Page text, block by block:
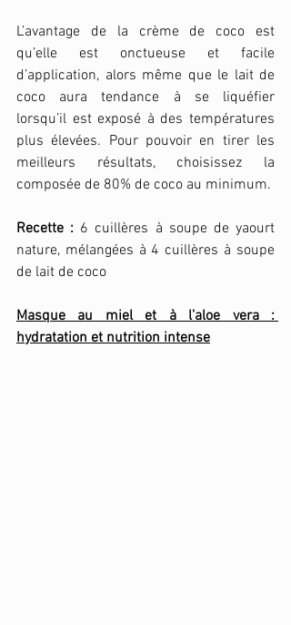
L’avantage de la crème de coco est
qu’elle est onctueuse et facile
d’application, alors même que le lait de
coco aura tendance à se liquéfier
lorsqu’il est exposé à des températures
plus élevées. Pour pouvoir en tirer les
meilleurs résultats, choisissez la
Recette : 6 cuillères à soupe de yaourt
nature, mélangées à 4 cuillères à soupe
de lait de coco
Masque au miel et à l’aloe vera :
hydratation et nutrition intense